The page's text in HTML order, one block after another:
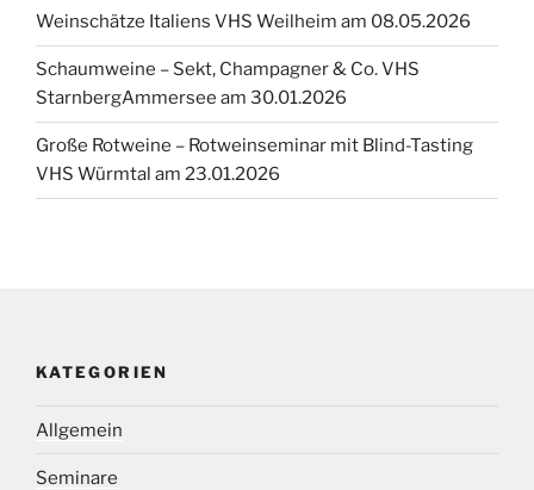
Weinschätze Italiens VHS Weilheim am 08.05.2026
Schaumweine – Sekt, Champagner & Co. VHS
StarnbergAmmersee am 30.01.2026
Große Rotweine – Rotweinseminar mit Blind-Tasting
VHS Würmtal am 23.01.2026
KATEGORIEN
Allgemein
Seminare